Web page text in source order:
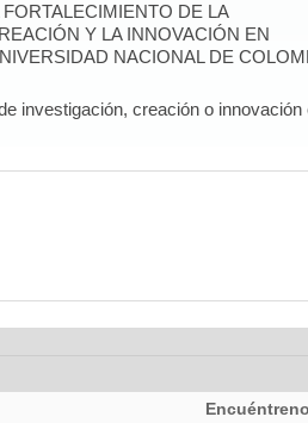
DE LA
Y LA INNOVACIÓN EN
NACIONAL DE
investigación, creación o innovación